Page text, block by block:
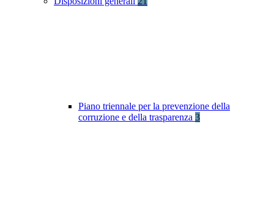
Piano triennale per la prevenzione della
corruzione e della trasparenza 3